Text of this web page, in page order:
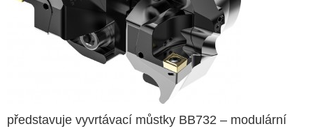
představuje vyvrtávací můstky BB732 – modulární